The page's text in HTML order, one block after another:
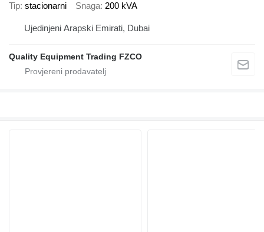
Tip stacionarni Snaga 200 kVA
Ujedinjeni Arapski Emirati, Dubai
Quality Equipment Trading FZCO